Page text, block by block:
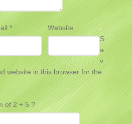
*
Website
S
a
v
website in this browser for the
of 2 + 5 ?